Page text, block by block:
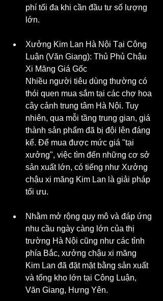
phí tối đa khi cần đầu tư số lượng
lớn.
Xưởng Kim Lan Hà Nội Tại Công
Luận (Văn Giang): Thủ Phủ Chậu
Xi Măng Giá Gốc
Nhiều người tiêu dùng thường có
thói quen mua sắm tại các chợ hoa
cây cảnh trung tâm Hà Nội. Tuy
nhiên, qua mỗi tầng trung gian, giá
thành sản phẩm đã bị đội lên đáng
kể. Để mua được mức giá "tại
xưởng", việc tìm đến những cơ sở
sản xuất lớn, có tiếng như Xưởng
chậu xi măng Kim Lan là giải pháp
tối ưu.
Nhằm mở rộng quy mô và đáp ứng
nhu cầu ngày càng lớn của thị
trường Hà Nội cũng như các tỉnh
phía Bắc, xưởng chậu xi măng
Kim Lan đã đặt mặt bằng sản xuất
và tổng kho lớn tại Công Luận,
Văn Giang, Hưng Yên.